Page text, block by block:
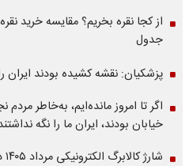
جدول
پزشکیان: نقشه کشیده بودند ایران را ۴۸ ساعته مثل سوریه
اگر تا امروز مانده‌ایم، به‌خاطر
خیابان بودند، ایران ما را نگه